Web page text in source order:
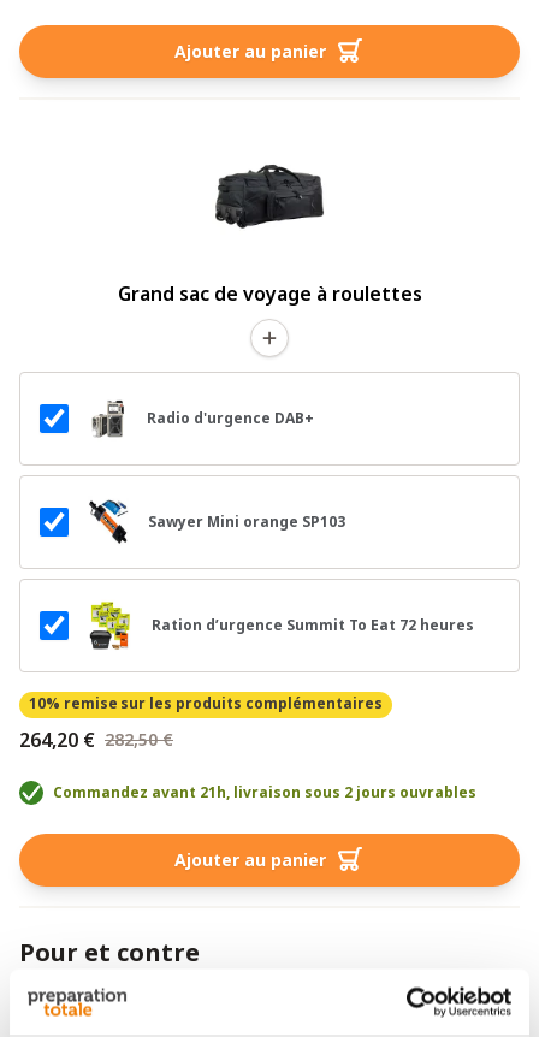
Ajouter au panier
Grand sac de voyage à roulettes
Radio d'urgence DAB+
Sawyer Mini orange SP103
Ration d’urgence Summit To Eat 72 heures
10% remise sur les produits complémentaires
264,20 € 282,50 €
Commandez avant 21h, livraison sous 2 jours ouvrables
Ajouter au panier
Pour et contre
Grande capacité de 136 litres pour un équipement